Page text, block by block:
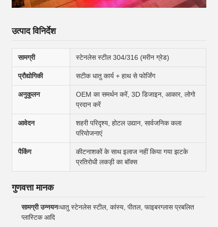
उत्पाद विनिर्देश
सामग्री स्टेनलेस स्टील 304/316 (मरीन ग्रेड)
प्रौद्योगिकी सटीक धातु कार्य + हाथ से फोर्जिंग
अनुकूलन
OEM का समर्थन करें, 3D डिजाइन, आकार, लोगो
प्रदान करें
आवेदन
शहरी परिदृश्य, होटल उद्यान, सार्वजनिक कला
परियोजनाएं
पैकिंग
कीटनाशकों के साथ इलाज नहीं किया गया झटके
प्रतिरोधी लकड़ी का बॉक्स
गुणवत्ता मानक
सामग्री उन्नयनःधातु स्टेनलेस स्टील, कांस्य, पीतल, फाइबरग्लास प्रबलित
प्लास्टिक आदि